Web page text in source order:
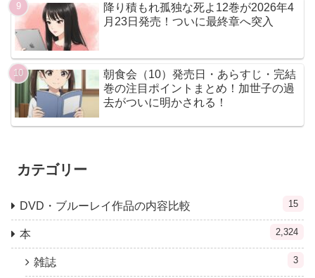
降り積もれ孤独な死よ12巻が2026年4
月23日発売！ついに最終章へ突入
朝食会（10）発売日・あらすじ・完結
巻の注目ポイントまとめ！加世子の過
去がついに明かされる！
カテゴリー
DVD・ブルーレイ作品の内容比較 15
本 2,324
雑誌 3